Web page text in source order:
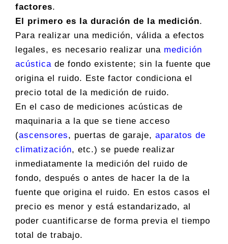
factores.
El primero es la duración de la medición.
Para realizar una medición, válida a efectos
legales, es necesario realizar una medición
acústicade fondo existente; sin la fuente que
origina el ruido. Este factor condiciona el
precio total de la medición de ruido.
En el caso de mediciones acústicas de
maquinaria a la que se tiene acceso
(ascensores, puertas de garaje, aparatos de
climatización, etc.) se puede realizar
inmediatamente la medición del ruido de
fondo, después o antes de hacer la de la
fuente que origina el ruido. En estos casos el
precio es menor y está estandarizado, al
poder cuantificarse de forma previa el tiempo
total de trabajo.